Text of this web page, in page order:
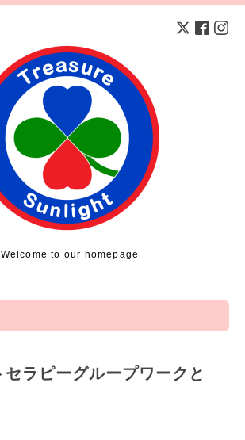
Welcome to our homepage
ラピーグループワークと